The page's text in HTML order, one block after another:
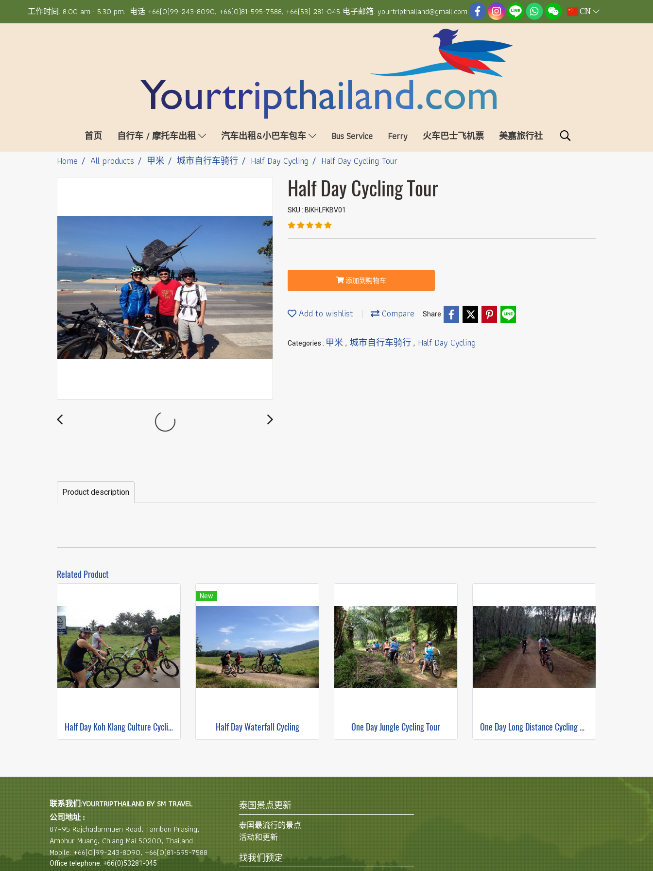
工作时间: 8.00 am.- 5.30 pm. 电话 +66(0)99-243-8090, +66(0)81-595-7588, +66(53) 281-045 电子邮箱: yourtripthailand@gmail.com CN
首页 自行车 / 摩托车出租 汽车出租&小巴车包车 Bus Service Ferry 火车巴士飞机票
美嘉旅行社
Home
All products 甲米 城市自行车骑行 Half Day Cycling Half Day Cycling Tour
Half Day Cycling Tour
SKU : BIKHLFKBV01
添加到购物车
Add to wishlist Compare Share
Categories : 甲米 , 城市自行车骑行 , Half Day Cycling
Product description
Related Product
Half Day Koh Klang Culture Cycling
New
Half Day Waterfall Cycling One Day Jungle Cycling Tour One Day Long Distance Cycling 56km
联系我们:YOURTRIPTHAILAND BY SM TRAVEL
公司地址 :
87–95 Rajchadamnuen Road, Tambon Prasing,
Amphur Muang, Chiang Mai 50200, Thailand
Mobile: +66(0)99-243-8090, +66(0)81-595-7588
Office telephone: +66(0)53281-045
泰国景点更新
泰国最流行的景点
活动和更新
找我们预定